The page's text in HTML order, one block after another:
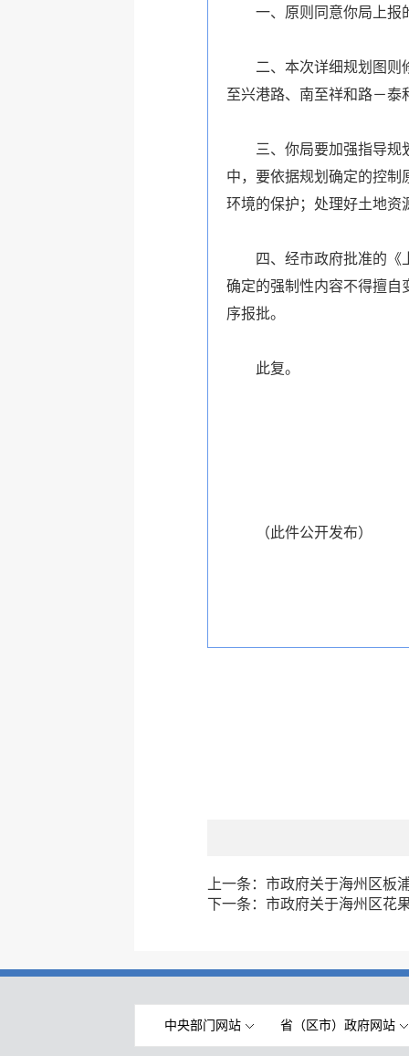
一、原则同意你局上报
二、本次详细规划图则
至兴港路、南至祥和路－泰
三、你局要加强指导规
中，要依据规划确定的控制
环境的保护；处理好土地资
四、经市政府批准的《
确定的强制性内容不得擅自
序报批。
此复。
（此件公开发布）
上一条： 市政府关于海州区板
下一条： 市政府关于海州区花
中央部门网站 省（区市）政府网站